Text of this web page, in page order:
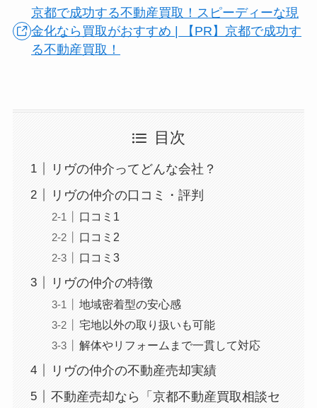
京都で成功する不動産買取！スピーディーな現
金化なら買取がおすすめ | 【PR】京都で成功す
る不動産買取！
目次
リヴの仲介ってどんな会社？
リヴの仲介の口コミ・評判
口コミ1
口コミ2
口コミ3
リヴの仲介の特徴
地域密着型の安心感
宅地以外の取り扱いも可能
解体やリフォームまで一貫して対応
リヴの仲介の不動産売却実績
不動産売却なら「京都不動産買取相談セ